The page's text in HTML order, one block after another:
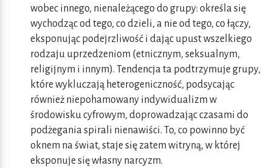
wobec innego, nienależącego do grupy: określa się
wychodząc od tego, co dzieli, a nie od tego, co łączy,
eksponując podejrzliwość i dając upust wszelkiego
rodzaju uprzedzeniom (etnicznym, seksualnym,
religijnym i innym). Tendencja ta podtrzymuje grupy,
które wykluczają heterogeniczność, podsycając
również niepohamowany indywidualizm w
środowisku cyfrowym, doprowadzając czasami do
podżegania spirali nienawiści. To, co powinno być
oknem na świat, staje się zatem witryną, w której
eksponuje się własny narcyzm.